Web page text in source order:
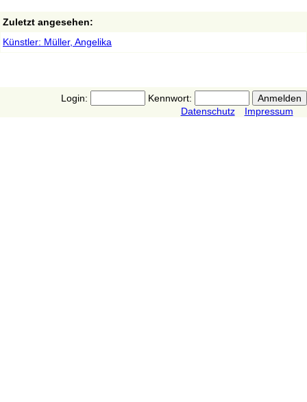
Zuletzt angesehen:
Künstler: Müller, Angelika
Login:
Kennwort:
Datenschutz
Impressum